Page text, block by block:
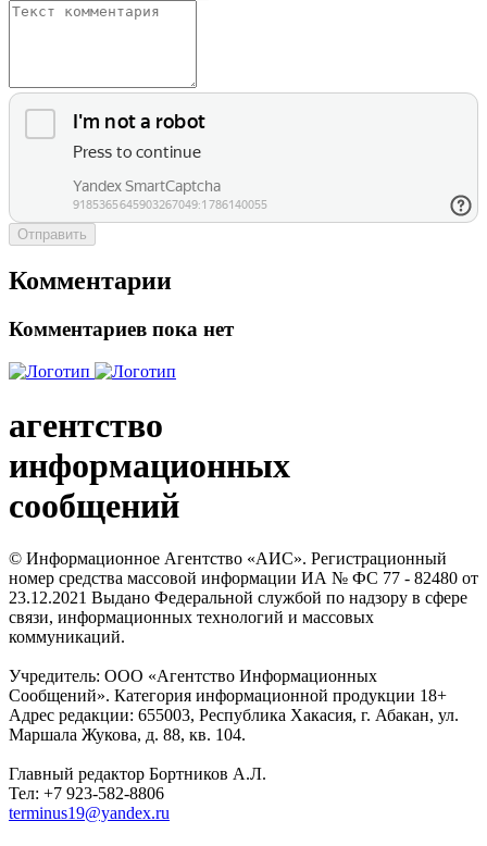
Отправить
Комментарии
Комментариев пока нет
агентство
информационных
сообщений
© Информационное Агентство «АИС». Регистрационный
номер средства массовой информации ИА № ФС 77 - 82480 от
23.12.2021 Выдано Федеральной службой по надзору в сфере
связи, информационных технологий и массовых
коммуникаций.
Учредитель: ООО «Агентство Информационных
Сообщений». Категория информационной продукции 18+
Адрес редакции: 655003, Республика Хакасия, г. Абакан, ул.
Маршала Жукова, д. 88, кв. 104.
Главный редактор Бортников А.Л.
Тел: +7 923-582-8806
terminus19@yandex.ru